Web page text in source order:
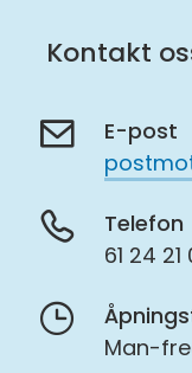
Kontakt
E-post
Telefon
61 24 21
Man-